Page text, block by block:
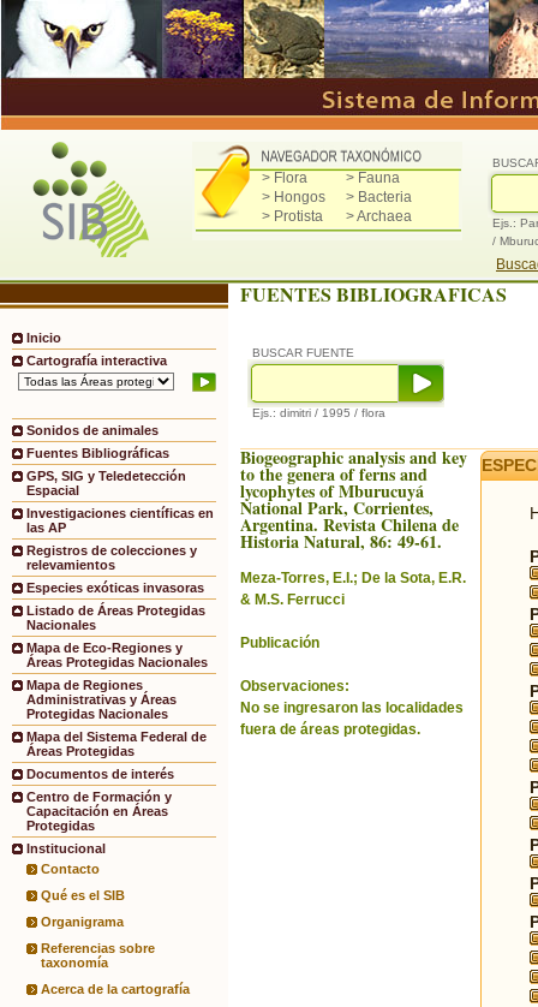
> Flora
> Fauna
> Hongos
> Bacteria
> Protista
> Archaea
Ejs.:
/
Inicio
Cartografía interactiva
Sonidos de animales
Fuentes Bibliográficas
GPS, SIG y Teledetección
Espacial
Investigaciones científicas en
las AP
Registros de colecciones y
relevamientos
Especies exóticas invasoras
Listado de Áreas Protegidas
Nacionales
Mapa de Eco-Regiones y
Áreas Protegidas Nacionales
Mapa de Regiones
Administrativas y Áreas
Protegidas Nacionales
Mapa del Sistema Federal de
Áreas Protegidas
Documentos de interés
Centro de Formación y
Capacitación en Áreas
Protegidas
Institucional
Contacto
Qué es el SIB
Organigrama
Referencias sobre
taxonomía
Acerca de la cartografía
FUENTES BIBLIOGRAFICAS
BUSCAR FUENTE
Ejs.: dimitri / 1995 / flora
Biogeographic analysis and key
to the genera of ferns and
lycophytes of Mburucuyá
National Park, Corrientes,
Argentina. Revista Chilena de
Historia Natural, 86: 49-61.
Meza-Torres, E.I.; De la Sota, E.R.
& M.S. Ferrucci
Publicación
Observaciones:
No se ingresaron las localidades
fuera de áreas protegidas.